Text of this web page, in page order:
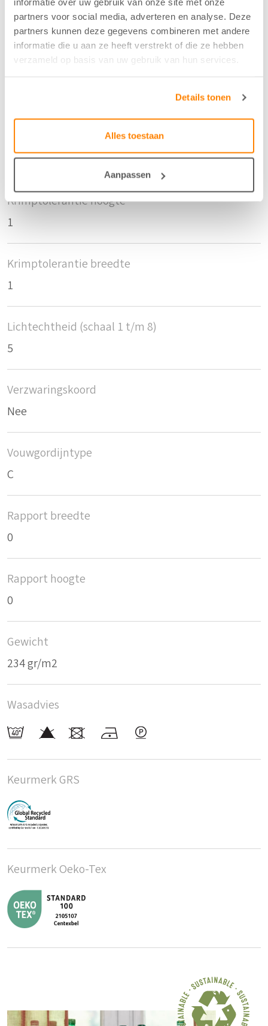
partners voor social media, adverteren en analyse. Deze
partners kunnen deze gegevens combineren met andere
informatie die u aan ze heeft verstrekt of die ze hebben
verzameld op basis van uw gebruik van hun services.
Details tonen
Alles toestaan
Aanpassen
Kleur
Khaki - 37
Aantal flesjes per m2
5,5
Krimptolerantie hoogte
1
Krimptolerantie breedte
1
Lichtechtheid (schaal 1 t/m 8)
5
Verzwaringskoord
Nee
Vouwgordijntype
C
Rapport breedte
0
Rapport hoogte
0
Gewicht
234 gr/m2
Wasadvies
Keurmerk GRS
Keurmerk Oeko-Tex